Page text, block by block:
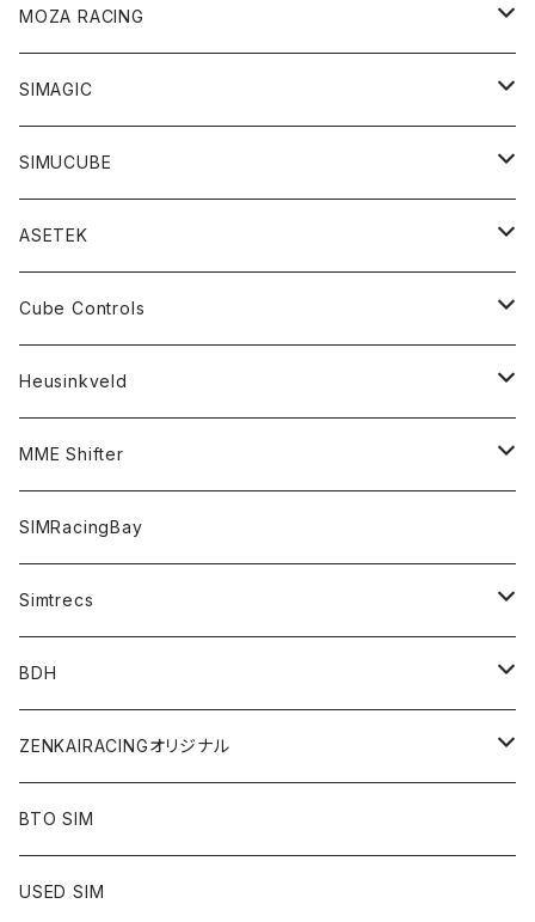
バンドルセット
レーシングバンドル
ドリフトバンドル
ステアリングモーター
ステアリング
ペダル
アドオンパーツ
アクセサリー
コックピット
MOZA RACING
ステアリングモーター
ステアリング
ペダル
アクセサリー
シフター
ハンドブレーキ
SIMAGIC
ステアリングモーター
ペダル
シフター
ハンドブレーキ
アクセサリー
バンドルセット
SIMUCUBE
ステアリングモーター
ペダル
アクセサリー
ステアリング
ASETEK
バンドルセット
ステアリングモーター
ペダル
ステアリング
Cube Controls
ステアリング
アクセサリー
ペダル
Heusinkveld
ステアリング
ペダル
シフター
ハンドブレーキ
アクセサリー
MME Shifter
シフター
SIMRacingBay
Simtrecs
ペダル
BDH
シフター
ZENKAIRACINGオリジナル
mod／デジタルコンテンツ
シート
BTO SIM
USED SIM